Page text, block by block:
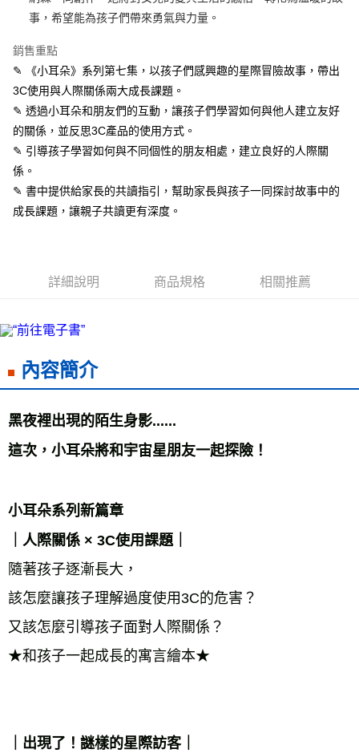
每筆NT$50，滿NT$499(含以上)免運費
付款後全家取貨
7-11取貨付款
每筆NT$60，滿NT$799(含以上)免運費
每筆NT$60，滿NT$799(含以上)免運費
離島宅配
海外叢書運費
雜誌海外運費
事，希望能為孩子們帶來勇氣與力量。
銷售重點
✎ 《小耳朵》系列第七集，以孩子們感興趣的星際冒險故事，帶出
3C使用與人際關係兩大成長課題。
✎ 透過小耳朵和朋友們的互動，讓孩子們學習如何與他人建立友好
的關係，並反思3C產品的使用方式。
✎ 引導孩子學習如何與不同個性的朋友相處，建立良好的人際關
係。
✎ 書中提供給家長的共讀指引，幫助家長與孩子一同探討故事中的
成長課題，讓親子共讀更有深度。
詳細說明 商品規格 相關推薦
內容簡介
黑夜裡出現的陌生身影......
這次，小耳朵將和宇宙星朋友一起探險！
小耳朵系列新篇章
｜人際關係 × 3C使用課題｜
隨著孩子逐漸長大，
該怎麼讓孩子理解過度使用3C的危害？
又該怎麼引導孩子面對人際關係？
★和孩子一起成長的寓言繪本★
｜出現了！謎樣的星際訪客｜